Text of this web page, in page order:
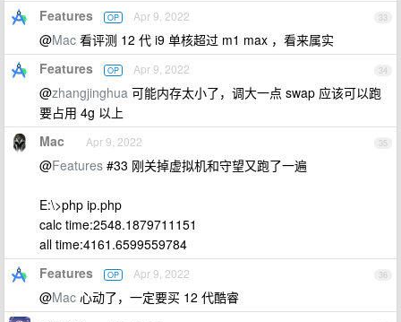
33
Features OP Apr 9, 2022
@Mac 看评测 12 代 i9 单核超过 m1 max ，看来属实
34
Features OP Apr 9, 2022
@zhangjinghua 可能内存太小了，调大一点 swap 应该可以跑
要占用 4g 以上
35
Mac Apr 9, 2022
@Features #33 刚关掉虚拟机和守望又跑了一遍
E:\>php ip.php
calc time:2548.1879711151
all time:4161.6599559784
36
Features OP Apr 9, 2022
@Mac 心动了，一定要买 12 代酷睿